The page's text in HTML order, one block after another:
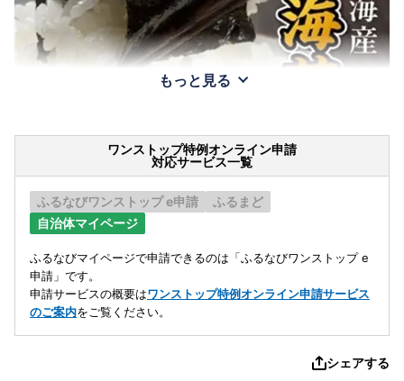
もっと見る
ワンストップ特例オンライン申請
対応サービス一覧
ふるなびワンストップ e申請
ふるまど
自治体マイページ
ふるなびマイページで申請できるのは「ふるなびワンストップ e
申請」です。
申請サービスの概要はワンストップ特例オンライン申請サービス
のご案内をご覧ください。
シェアする